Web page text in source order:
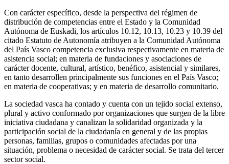
Con carácter específico, desde la perspectiva del régimen de
distribución de competencias entre el Estado y la Comunidad
Autónoma de Euskadi, los artículos 10.12, 10.13, 10.23 y 10.39 del
citado Estatuto de Autonomía atribuyen a la Comunidad Autónoma
del País Vasco competencia exclusiva respectivamente en materia de
asistencia social; en materia de fundaciones y asociaciones de
carácter docente, cultural, artístico, benéfico, asistencial y similares,
en tanto desarrollen principalmente sus funciones en el País Vasco;
en materia de cooperativas; y en materia de desarrollo comunitario.
La sociedad vasca ha contado y cuenta con un tejido social extenso,
plural y activo conformado por organizaciones que surgen de la libre
iniciativa ciudadana y canalizan la solidaridad organizada y la
participación social de la ciudadanía en general y de las propias
personas, familias, grupos o comunidades afectadas por una
situación, problema o necesidad de carácter social. Se trata del tercer
sector social.